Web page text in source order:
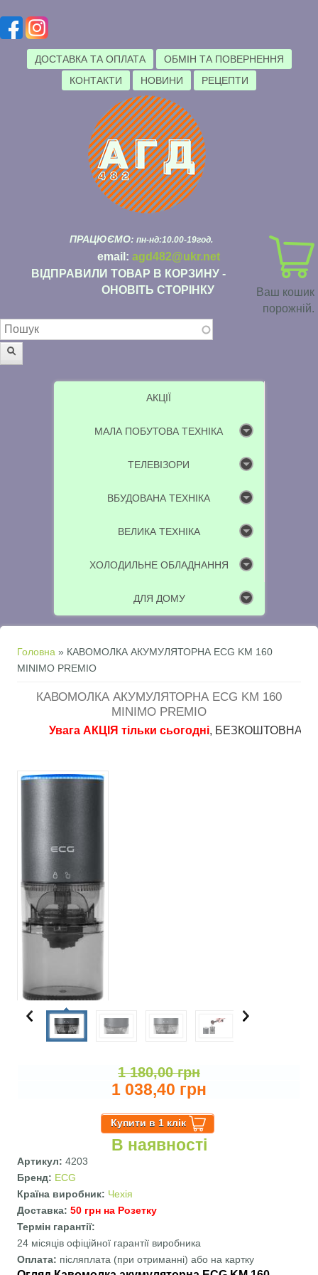
ДОСТАВКА ТА ОПЛАТА
ОБМІН ТА ПОВЕРНЕННЯ
КОНТАКТИ
НОВИНИ РЕЦЕПТИ
Ваш кошик
порожній.
ПРАЦЮЄМО: пн-нд:10.00-19год.
email: agd482@ukr.net
ВІДПРАВИЛИ ТОВАР В КОРЗИНУ -
ОНОВІТЬ СТОРІНКУ
Пошукова форма
АКЦІЇ
МАЛА ПОБУТОВА ТЕХНІКА
ТЕЛЕВІЗОРИ
ВБУДОВАНА ТЕХНІКА
ВЕЛИКА ТЕХНІКА
ХОЛОДИЛЬНЕ ОБЛАДНАННЯ
ДЛЯ ДОМУ
Ви є тут
Головна » КАВОМОЛКА АКУМУЛЯТОРНА ECG KM 160
MINIMO PREMIO
КАВОМОЛКА АКУМУЛЯТОРНА ECG KM 160
MINIMO PREMIO
Увага АКЦІЯ тільки сьогодні, БЕЗКОШТОВНА
1 180,00 грн
1 038,40 грн
В наявності
Артикул:4203
Бренд: ECG
Країна виробник: Чехія
Доставка:50 грн на Розетку
Термін гарантії:
24 місяців офіційної гарантії виробника
Оплата: післяплата (при отриманні) або на картку